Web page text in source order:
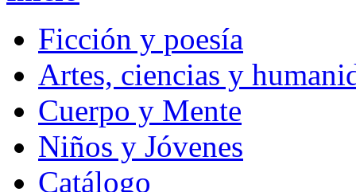
Ficción y poesía
Artes, ciencias y
Cuerpo y Mente
Niños y Jóvenes
Catálogo